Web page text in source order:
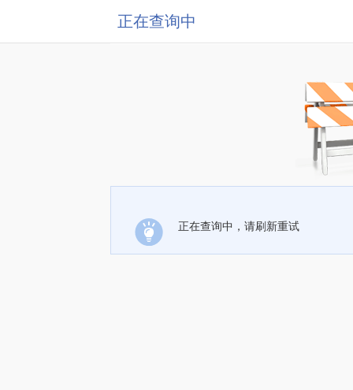
正在查询中
正在查询中，请刷新重试